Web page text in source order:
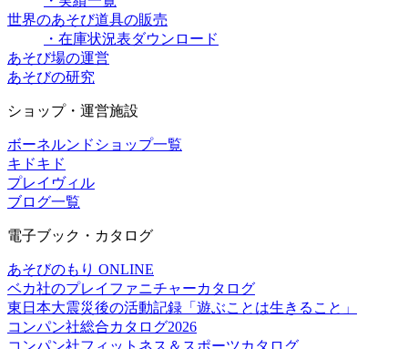
世界のあそび道具の販売
・在庫状況表ダウンロード
あそび場の運営
あそびの研究
ショップ・運営施設
ボーネルンドショップ一覧
キドキド
プレイヴィル
ブログ一覧
電子ブック・カタログ
あそびのもり ONLINE
ベカ社のプレイファニチャーカタログ
東日本大震災後の活動記録「遊ぶことは生きること」
コンパン社総合カタログ2026
コンパン社フィットネス＆スポーツカタログ